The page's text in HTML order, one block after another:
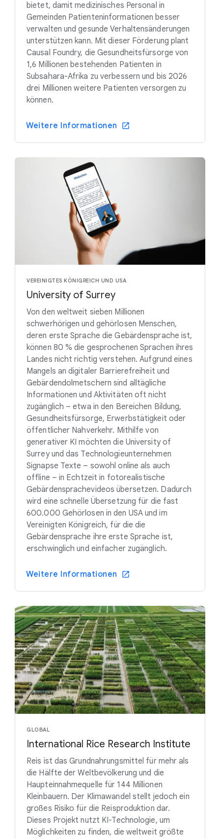
bietet, damit medizinisches Personal in
Gemeinden Patienteninformationen besser
verwalten und gesunde Verhaltensänderungen
unterstützen kann. Mit dieser Förderung plant
Causal Foundry, die Gesundheitsfürsorge von
1,6 Millionen bestehenden Patienten in
Subsahara-Afrika zu verbessern und bis 2026
drei Millionen weitere Patienten versorgen zu
können.
Weitere Informationen
VEREINIGTES KÖNIGREICH UND USA
University of Surrey
Von den weltweit sieben Millionen
schwerhörigen und gehörlosen Menschen,
deren erste Sprache die Gebärdensprache ist,
können 80 % die gesprochenen Sprachen ihres
Landes nicht richtig verstehen. Aufgrund eines
Mangels an digitaler Barrierefreiheit und
Gebärdendolmetschern sind alltägliche
Informationen und Aktivitäten oft nicht
zugänglich – etwa in den Bereichen Bildung,
Gesundheitsfürsorge, Erwerbstätigkeit oder
öffentlicher Nahverkehr. Mithilfe von
generativer KI möchten die University of
Surrey und das Technologieunternehmen
Signapse Texte – sowohl online als auch
offline – in Echtzeit in fotorealistische
Gebärdensprachevideos übersetzen. Dadurch
wird eine schnelle Übersetzung für die fast
600.000 Gehörlosen in den USA und im
Vereinigten Königreich, für die die
Gebärdensprache ihre erste Sprache ist,
erschwinglich und einfacher zugänglich.
Weitere Informationen
GLOBAL
International Rice Research Institute
Reis ist das Grundnahrungsmittel für mehr als
die Hälfte der Weltbevölkerung und die
Haupteinnahmequelle für 144 Millionen
Kleinbauern. Der Klimawandel stellt jedoch ein
großes Risiko für die Reisproduktion dar.
Dieses Projekt nutzt KI-Technologie, um
Möglichkeiten zu finden, die weltweit größte